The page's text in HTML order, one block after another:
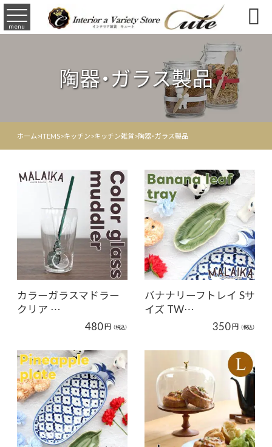
menu 
陶器・ガラス製品
ホーム>ITEMS>キッチン>キッチン雑貨>陶器・ガラス製品
カラーガラスマドラー
クリア …
480円 （税込）
バナナリーフトレイ Sサ
イズ TW…
350円 （税込）